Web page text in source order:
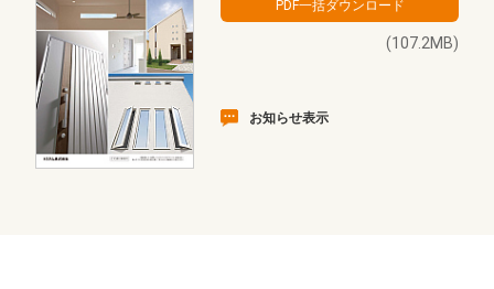
(107.2MB)
お知らせ表示